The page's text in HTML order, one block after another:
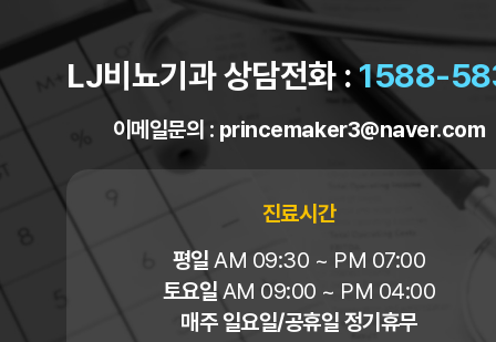
LJ비뇨기과 상담전화 :1588-
이메일문의 : princemaker3@naver.com
진료시간
평일 AM 09:30 ~ PM 07:00
토요일 AM 09:00 ~ PM 04:00
매주 일요일/공휴일 정기휴무